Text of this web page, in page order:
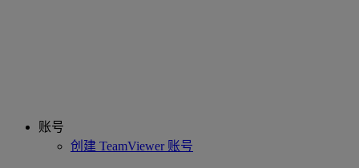
账号
创建 TeamViewer 账号